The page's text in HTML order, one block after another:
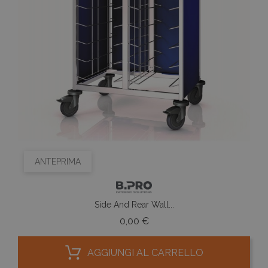
ANTEPRIMA
Side And Rear Wall...
0,00 €Prezzo
AGGIUNGI AL CARRELLO